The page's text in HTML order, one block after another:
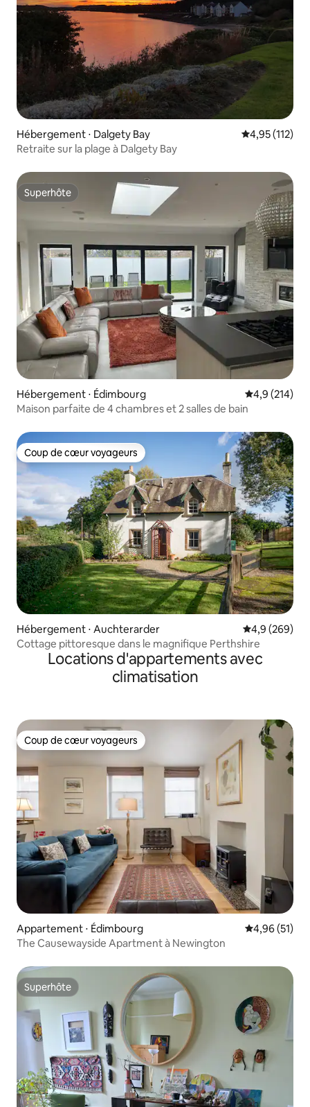
Hébergement ⋅ Dalgety Bay Évaluation
4,95 (112)
Retraite sur la plage à Dalgety Bay
Superhôte
Superhôte
Hébergement ⋅ Édimbourg Évaluation
4,9 (214)
Maison parfaite de 4 chambres et 2 salles de bain
Coup de cœur voyageurs
Coup de cœur voyageurs
Hébergement ⋅ Auchterarder Évaluation
4,9 (269)
Cottage pittoresque dans le magnifique Perthshire
Locations d'appartements avec
climatisation
Coup de cœur voyageurs
Coup de cœur voyageurs
Appartement ⋅ Édimbourg Évaluation
4,96 (51)
The Causewayside Apartment à Newington
Superhôte
Superhôte